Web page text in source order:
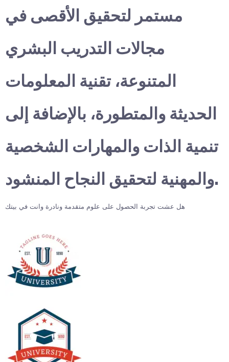
مستمر لتحقيق الأقصى في
مجالات التدريب البشري
المتنوعة، تقنية المعلومات
الحديثة والمتطورة، بالإضافة إلى
تنمية الذات والمهارات الشخصية
والمهنية لتحقيق النجاح المنشود.
هل عشت تجربة الحصول على علوم متقدمة ونادرة وانت في بيتك